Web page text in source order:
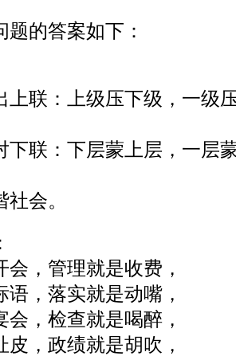
题的答案如下：
上联：上级压下级，一级
下联：下层蒙上层，一层
会。
会，管理就是收费，
语，落实就是动嘴，
会，检查就是喝醉，
皮，政绩就是胡吹，